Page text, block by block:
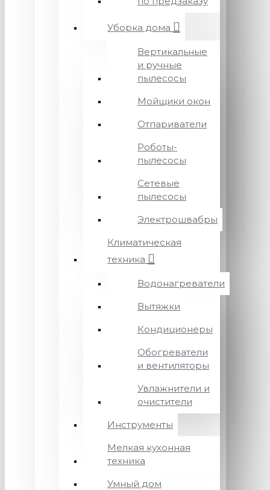
Уборка дома
Вертикальные
и ручные
пылесосы
Мойщики окон
Отпариватели
Роботы-
пылесосы
Сетевые
пылесосы
Электрошвабры
Климатическая
техника
Водонагреватели
Вытяжки
Кондиционеры
Обогреватели
и вентиляторы
Увлажнители и
очистители
Инструменты
Мелкая кухонная
техника
Умный дом